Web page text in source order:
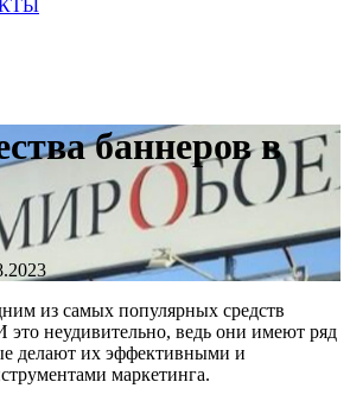
баннеров в
из самых популярных средств
неудивительно, ведь они имеют ряд
делают их эффективными и
маркетинга.